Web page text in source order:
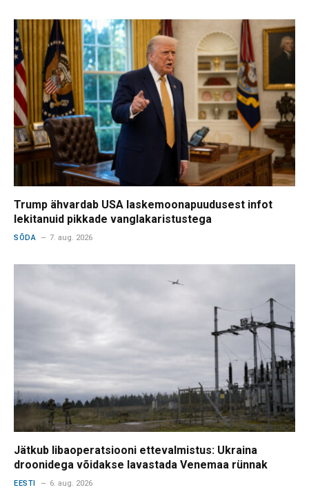
Trump ähvardab USA laskemoonapuudusest infot
lekitanuid pikkade vanglakaristustega
SÕDA 7. aug. 2026
Jätkub libaoperatsiooni ettevalmistus: Ukraina
droonidega võidakse lavastada Venemaa rünnak
EESTI 6. aug. 2026